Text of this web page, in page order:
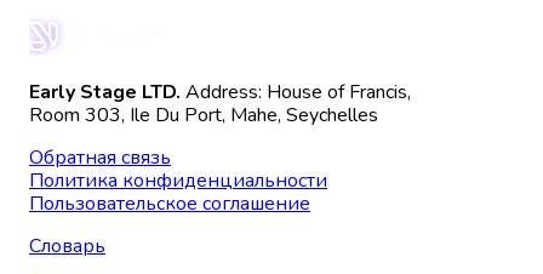
Early Stage LTD. Address: House of Francis,
Room 303, Ile Du Port, Mahe, Seychelles
Обратная связь
Политика конфиденциальности
Пользовательское соглашение
Словарь